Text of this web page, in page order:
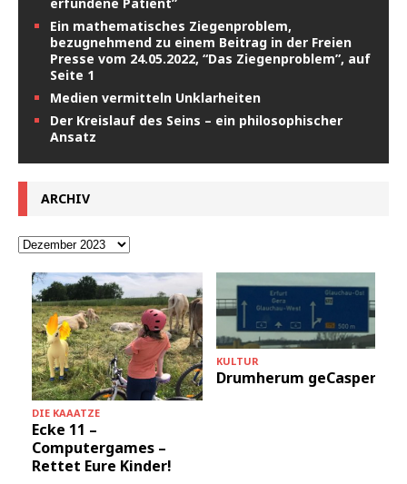
Ein mathematisches Ziegenproblem,
bezugnehmend zu einem Beitrag in der Freien
Presse vom 24.05.2022, “Das Ziegenproblem”, auf
Seite 1
Medien vermitteln Unklarheiten
Der Kreislauf des Seins – ein philosophischer
Ansatz
ARCHIV
DIE KAAATZE
Ecke 11 –
Computergames –
Rettet Eure Kinder!
KULTUR
Drumherum geCasper